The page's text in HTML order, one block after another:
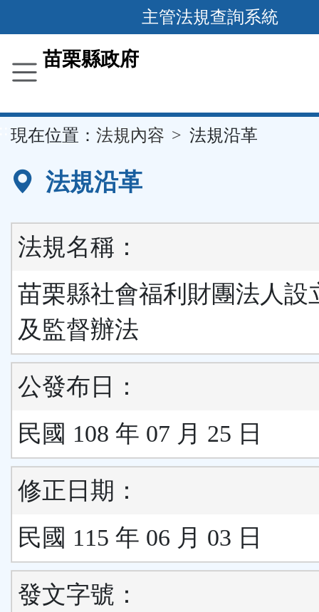
到
要
容
區
主管法規查詢系統
苗栗縣政府
現在位置： 法規內容 法規沿革
法規沿革
法規名稱：
苗栗縣社會福利財團法人設
及監督辦法
公發布日：
民國 108 年 07 月 25 日
修正日期：
民國 115 年 06 月 03 日
發文字號：